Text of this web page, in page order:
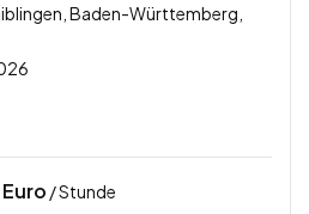
Baden-Württemberg,
Euro / Stunde